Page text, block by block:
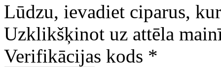
Lūdzu, ievadiet ciparus,
Uzklikšķinot uz attēla
Verifikācijas kods *